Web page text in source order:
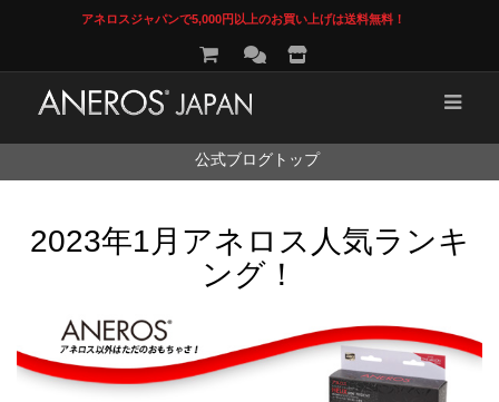
アネロスジャパンで5,000円以上のお買い上げは送料無料！
公式ブログトップ
2023年1月アネロス人気ランキ
ング！